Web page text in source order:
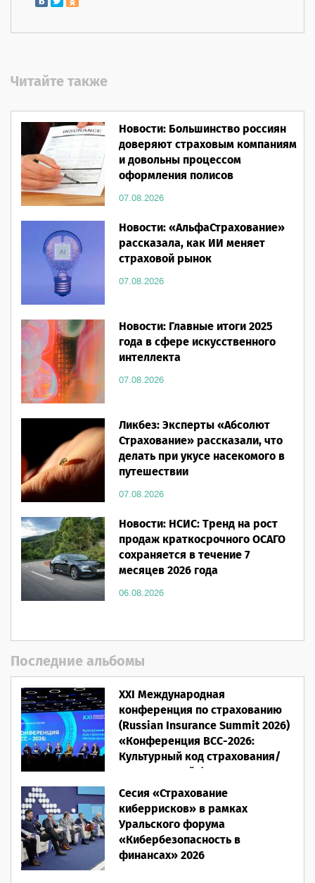
Читайте также
Новости: Большинство россиян
доверяют страховым компаниям
и довольны процессом
оформления полисов
07.08.2026
Новости: «АльфаСтрахование»
рассказала, как ИИ меняет
страховой рынок
07.08.2026
Новости: Главные итоги 2025
года в сфере искусственного
интеллекта
07.08.2026
Ликбез: Эксперты «Абсолют
Страхование» рассказали, что
делать при укусе насекомого в
путешествии
07.08.2026
Новости: НСИС: Тренд на рост
продаж краткосрочного ОСАГО
сохраняется в течение 7
месяцев 2026 года
06.08.2026
Последние альбомы
XXI Международная
конференция по страхованию
(Russian Insurance Summit 2026)
«Конференция ВСС-2026:
Культурный код страхования/
Человеческий фактор»
28.05.2026
Сесия «Страхование
киберрисков» в рамках
Уральского форума
«Кибербезопасность в
финансах» 2026